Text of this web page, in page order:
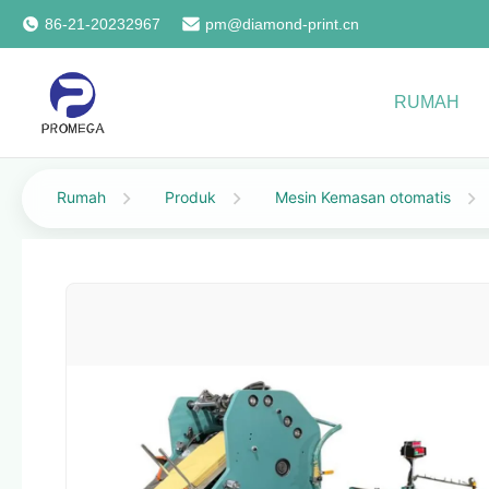
86-21-20232967 pm@diamond-print.cn
RUMAH
Rumah Produk Mesin Kemasan otomatis